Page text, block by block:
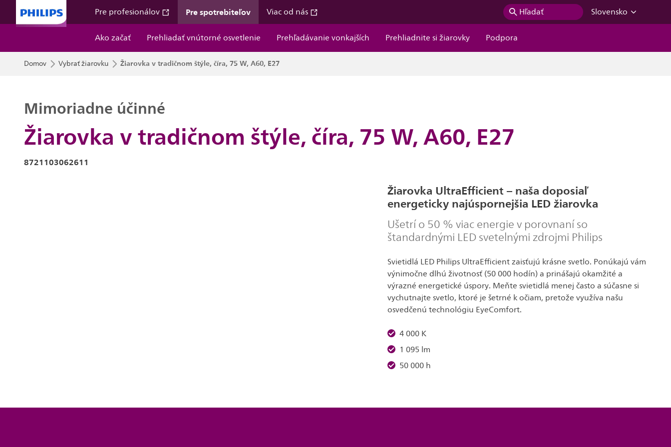
Pre profesionálov Pre spotrebiteľov Viac od nás Hľadať
Slovensko
Ako začať
Prehliadať vnútorné osvetlenie Prehľadávanie vonkajších Prehliadnite si žiarovky Podpora
Domov Vybrať žiarovku Žiarovka v tradičnom štýle, číra, 75 W, A60, E27
Žiarovka v tradičnom štýle, číra, 75 W, A60, E27
Mimoriadne účinné
8721103062611
Žiarovka UltraEfficient – naša doposiaľ
energeticky najúspornejšia LED žiarovka
Ušetrí o 50 % viac energie v porovnaní so
štandardnými LED svetelnými zdrojmi Philips
Svietidlá LED Philips UltraEfficient zaisťujú krásne svetlo. Ponúkajú vám
výnimočne dlhú životnosť (50 000 hodín) a prinášajú okamžité a
výrazné energetické úspory. Meňte svietidlá menej často a súčasne si
vychutnajte svetlo, ktoré je šetrné k očiam, pretože využíva našu
osvedčenú technológiu EyeComfort.
4 000 K
1 095 lm
50 000 h